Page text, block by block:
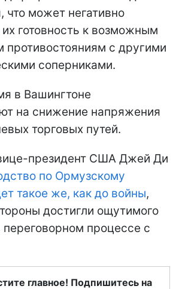
что может негативно
их готовность к возможным
с другими
соперниками.
в Вашингтоне
на снижение напряжения
торговых путей.
президент США Джей Ди
по Ормузскому
такое же, как до войны,
достигли ощутимого
переговорном процессе с
главное! Подпишитесь на